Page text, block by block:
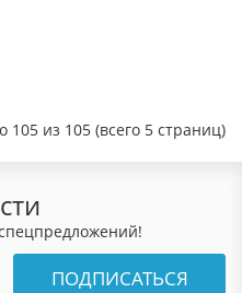
105 из 105 (всего 5 страниц)
ПОДПИСАТЬСЯ